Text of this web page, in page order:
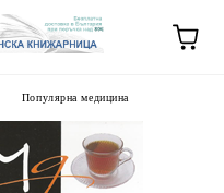
Популярна медицина